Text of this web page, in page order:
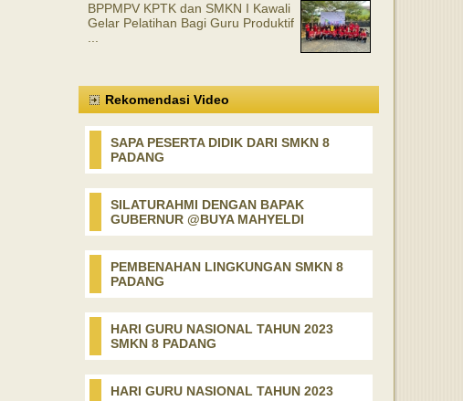
BPPMPV KPTK dan SMKN I Kawali
Gelar Pelatihan Bagi Guru Produktif
Rekomendasi Video
SAPA PESERTA DIDIK DARI SMKN 8
PADANG
SILATURAHMI DENGAN BAPAK
GUBERNUR @BUYA MAHYELDI
PEMBENAHAN LINGKUNGAN SMKN 8
PADANG
HARI GURU NASIONAL TAHUN 2023
SMKN 8 PADANG
HARI GURU NASIONAL TAHUN 2023